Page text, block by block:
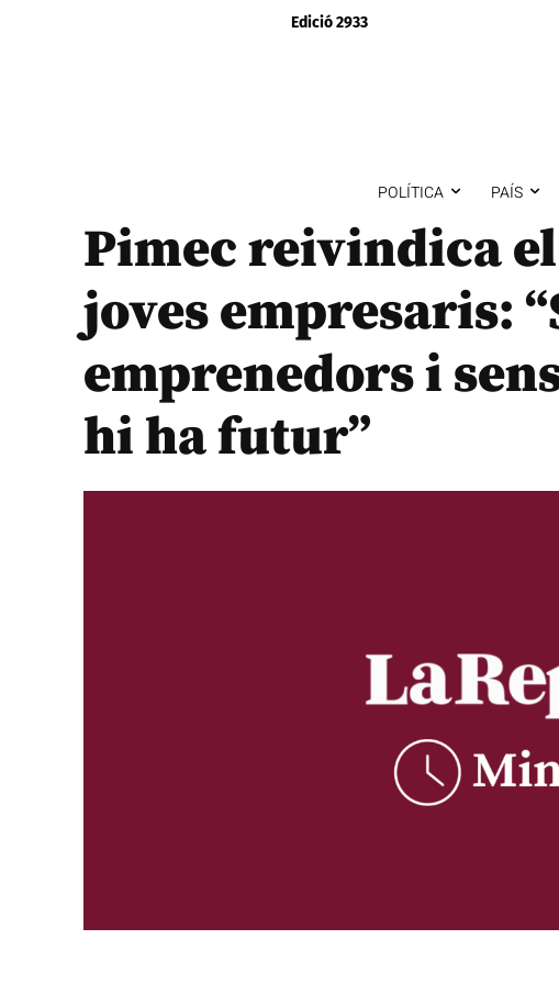
Edició 2933
POLÍTICA PAÍS
Pimec reivindica
joves empresaris:
emprenedors i
hi ha futur”